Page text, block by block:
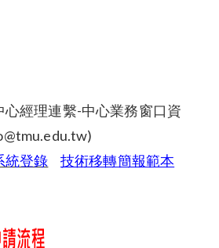
心經理連繫-中心業務窗口資
)
統登錄 技術移轉簡報範本